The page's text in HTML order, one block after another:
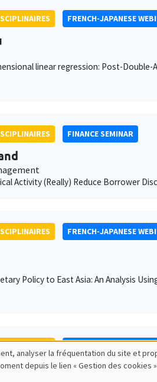
FRENCH-JAPANESE
linear regression: Post-
FINANCE SEMINAR
Activity (Really) Reduce Borrower
FRENCH-JAPANESE
Policy to East Asia: An Analysis
analyser la fréquentation du site et
depuis le lien « Gestion des